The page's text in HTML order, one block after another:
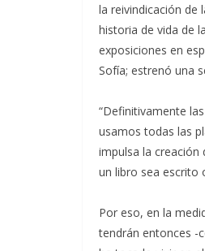
la reivindicación
historia de vida de
exposiciones en
Sofía; estrenó una
“Definitivamente
usamos todas las
impulsa la creación
un libro sea escrito
Por eso, en la
tendrán entonces -